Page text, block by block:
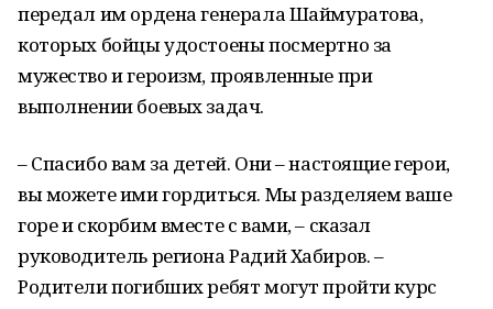
передал им ордена генерала Шаймуратова,
которых бойцы удостоены посмертно за
мужество и героизм, проявленные при
выполнении боевых задач.
– Спасибо вам за детей. Они – настоящие герои,
вы можете ими гордиться. Мы разделяем ваше
горе и скорбим вместе с вами, – сказал
руководитель региона Радий Хабиров. –
Родители погибших ребят могут пройти курс